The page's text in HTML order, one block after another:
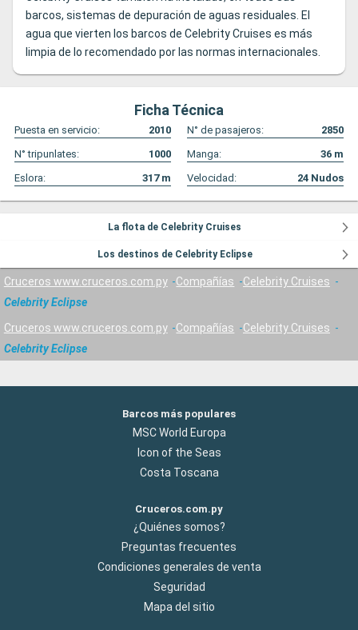
barcos, sistemas de depuración de aguas residuales. El
agua que vierten los barcos de Celebrity Cruises es más
limpia de lo recomendado por las normas internacionales.
Ficha Técnica
Puesta en servicio: 2010 N° de pasajeros:
2850
N° tripunlates:
1000 Manga: 36 m
Eslora:
317m Velocidad: 24 Nudos
La flota de Celebrity Cruises
Los destinos de Celebrity Eclipse
Cruceros www.cruceros.com.py Compañías
Celebrity Cruises
Celebrity Eclipse
Cruceros www.cruceros.com.py Compañías
Celebrity Cruises
Celebrity Eclipse
Barcos más populares
MSC World Europa
Icon of the Seas
Costa Toscana
Cruceros.com.py
¿Quiénes somos?
Preguntas frecuentes
Condiciones generales de venta
Seguridad
Mapa del sitio